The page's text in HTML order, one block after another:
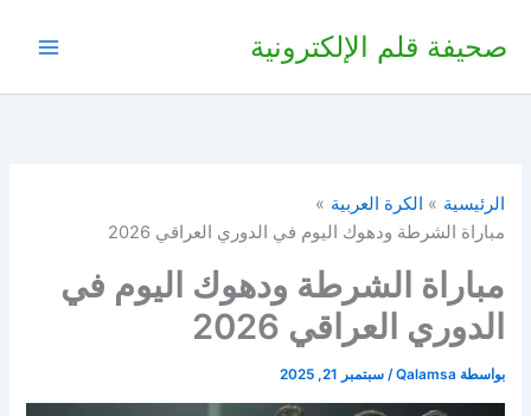
صحيفة قلم الإلكترونية
الرئيسية
الكرة العربية
مباراة الشرطة ودهوك اليوم في الدوري العراقي 2026
مباراة الشرطة ودهوك اليوم في
الدوري العراقي 2026
بواسطة Qalamsa
/سبتمبر 21, 2025